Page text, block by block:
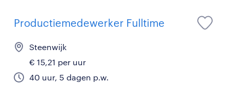
Productiemedewerker Fulltime
Steenwijk
€ 15,21 per uur
40 uur, 5 dagen p.w.